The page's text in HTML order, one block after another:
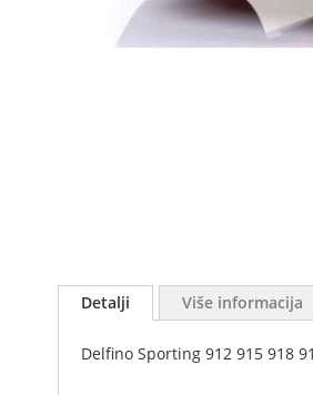
of
gallery
Detalji
Delfino Sporting 912 915 918
Više informacija